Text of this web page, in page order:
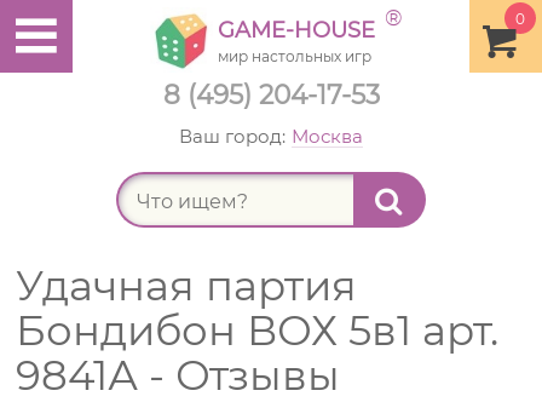
8 (495) 204-17-53
0
GAME-HOUSE ®
мир настольных игр
Ваш город: Москва
Удачная партия
Бондибон ВОХ 5в1 арт.
9841А - Отзывы